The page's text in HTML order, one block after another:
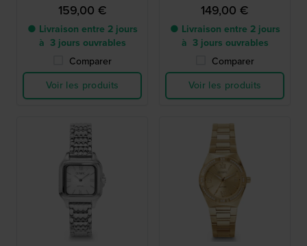
159,00 €
● Livraison entre 2 jours
à 3 jours ouvrables
Comparer
Voir les produits
149,00 €
● Livraison entre 2 jours
à 3 jours ouvrables
Comparer
Voir les produits